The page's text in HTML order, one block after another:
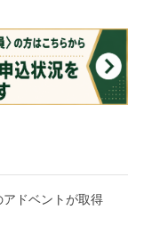
ドベントが取得